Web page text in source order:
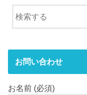
お問い合わせ
お名前 (必須)